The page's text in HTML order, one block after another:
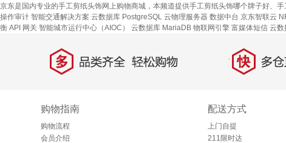
京东是国内专业的手工剪纸头饰网上购物商城，本频道提供手工剪纸头饰哪个牌子好、
操作审计 智能交通解决方案 云数据库 PostgreSQL 云物理服务器 数据中台 京东智联云
衡 API 网关 智能城市运行中心（AIOC） 云数据库 MariaDB 物联网引擎 富媒体短信 云数
多 品类齐全，轻松购物 快 多仓直
购物指南
购物流程
会员介绍
配送方式
上门自提
211限时达